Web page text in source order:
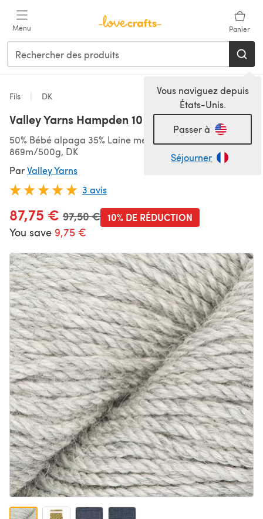
Menu Panier
Vous naviguez depuis
États-Unis.
Passer à
Séjourner
Fils DK
Valley Yarns Hampden 10 Ball Value Pack
50% Bébé alpaga 35% Laine mérinos 15% Soie,
869m/500g, DK
ParValley Yarns
3 avis
87,75 € Ancien prix
97,50 €
You save 9,75 €
10% DE RÉDUCTION